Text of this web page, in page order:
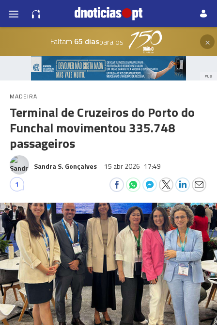
Faltam 65 diaspara os ×
PUB
MADEIRA
Terminal de Cruzeiros do Porto do
Funchal movimentou 335.748
passageiros
Sandra S. Gonçalves 15 abr 2026 17:49
1